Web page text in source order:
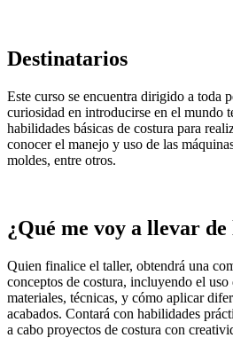
Destinatarios
Este curso se encuentra dirigido a toda
curiosidad en introducirse en el mundo
habilidades básicas de costura para
conocer el manejo y uso de las
moldes, entre otros.
¿Qué me voy a llevar
Quien finalice el taller, obtendrá una
conceptos de costura, incluyendo el uso
materiales, técnicas, y cómo aplicar
acabados. Contará con habilidades
a cabo proyectos de costura con